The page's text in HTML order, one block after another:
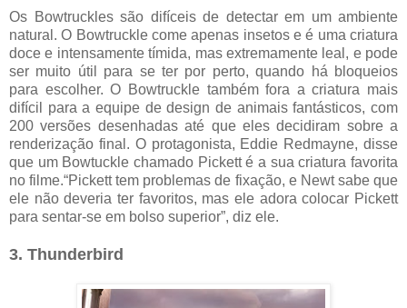
Os Bowtruckles são difíceis de detectar em um ambiente
natural. O Bowtruckle come apenas insetos e é uma criatura
doce e intensamente tímida, mas extremamente leal, e pode
ser muito útil para se ter por perto, quando há bloqueios
para escolher. O Bowtruckle também fora a criatura mais
difícil para a equipe de design de animais fantásticos, com
200 versões desenhadas até que eles decidiram sobre a
renderização final. O protagonista, Eddie Redmayne, disse
que um Bowtuckle chamado Pickett é a sua criatura favorita
no filme.“Pickett tem problemas de fixação, e Newt sabe que
ele não deveria ter favoritos, mas ele adora colocar Pickett
para sentar-se em bolso superior”, diz ele.
3. Thunderbird